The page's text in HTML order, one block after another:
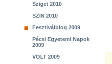
Sziget 2010
SZIN 2010
Fesztiválblog 2009
Pécsi Egyetemi Napok
2009
VOLT 2009